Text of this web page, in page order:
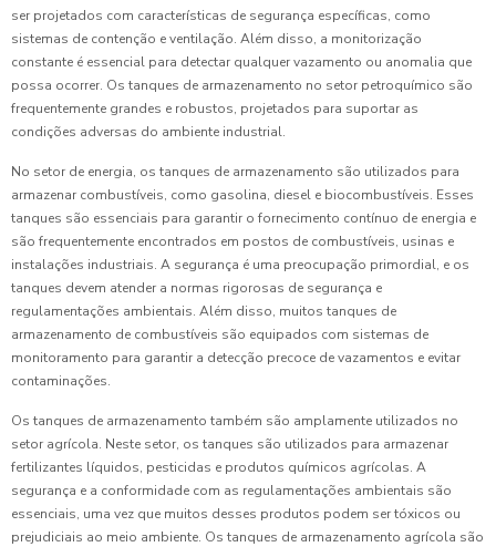
ser projetados com características de segurança específicas, como
sistemas de contenção e ventilação. Além disso, a monitorização
constante é essencial para detectar qualquer vazamento ou anomalia que
possa ocorrer. Os tanques de armazenamento no setor petroquímico são
frequentemente grandes e robustos, projetados para suportar as
condições adversas do ambiente industrial.
No setor de energia, os tanques de armazenamento são utilizados para
armazenar combustíveis, como gasolina, diesel e biocombustíveis. Esses
tanques são essenciais para garantir o fornecimento contínuo de energia e
são frequentemente encontrados em postos de combustíveis, usinas e
instalações industriais. A segurança é uma preocupação primordial, e os
tanques devem atender a normas rigorosas de segurança e
regulamentações ambientais. Além disso, muitos tanques de
armazenamento de combustíveis são equipados com sistemas de
monitoramento para garantir a detecção precoce de vazamentos e evitar
contaminações.
Os tanques de armazenamento também são amplamente utilizados no
setor agrícola. Neste setor, os tanques são utilizados para armazenar
fertilizantes líquidos, pesticidas e produtos químicos agrícolas. A
segurança e a conformidade com as regulamentações ambientais são
essenciais, uma vez que muitos desses produtos podem ser tóxicos ou
prejudiciais ao meio ambiente. Os tanques de armazenamento agrícola são